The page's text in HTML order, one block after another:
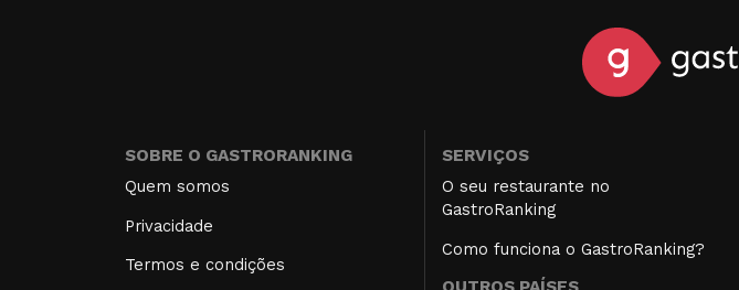
SOBRE O GASTRORANKING
Quem somos
Privacidade
Termos e condições
SERVIÇOS
O seu restaurante no
GastroRanking
Como funciona o GastroRanking?